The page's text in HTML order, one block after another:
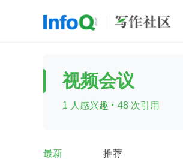
前端 AI
查看更多
视频会议
1 人感兴趣 · 48 次引用
最新 推荐